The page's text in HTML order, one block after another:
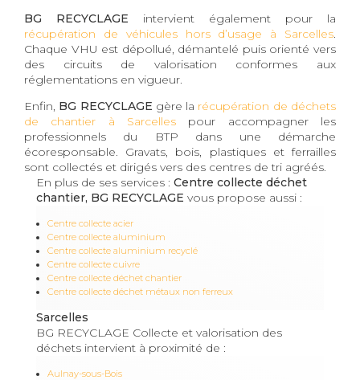
BG RECYCLAGE intervient également pour la
récupération de véhicules hors d’usage à Sarcelles.
Chaque VHU est dépollué, démantelé puis orienté vers
des circuits de valorisation conformes aux
réglementations en vigueur.
Enfin, BG RECYCLAGE gère la récupération de déchets
de chantier à Sarcelles pour accompagner les
professionnels du BTP dans une démarche
écoresponsable. Gravats, bois, plastiques et ferrailles
sont collectés et dirigés vers des centres de tri agréés.
En plus de ses services : Centre collecte déchet
chantier, BG RECYCLAGE vous propose aussi :
Centre collecte acier
Centre collecte aluminium
Centre collecte aluminium recyclé
Centre collecte cuivre
Centre collecte déchet chantier
Centre collecte déchet métaux non ferreux
Sarcelles
BG RECYCLAGE Collecte et valorisation des
déchets intervient à proximité de :
Aulnay-sous-Bois